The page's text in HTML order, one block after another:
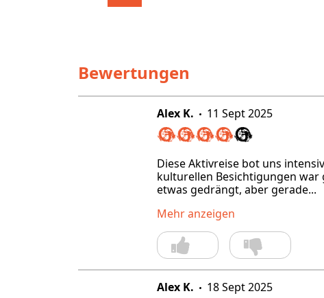
Bewertungen
Alex K. 11 Sept 2025
Diese Aktivreise bot uns
kulturellen Besichtigungen war
etwas gedrängt, aber gerade...
Mehr anzeigen
Alex K. 18 Sept 2025